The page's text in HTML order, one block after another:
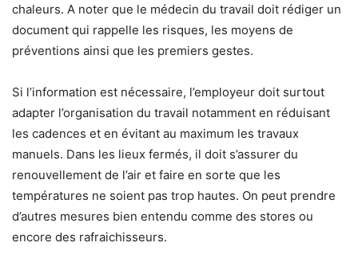
chaleurs. A noter que le médecin du travail doit rédiger un
document qui rappelle les risques, les moyens de
préventions ainsi que les premiers gestes.
Si l’information est nécessaire, l’employeur doit surtout
adapter l’organisation du travail notamment en réduisant
les cadences et en évitant au maximum les travaux
manuels. Dans les lieux fermés, il doit s’assurer du
renouvellement de l’air et faire en sorte que les
températures ne soient pas trop hautes. On peut prendre
d’autres mesures bien entendu comme des stores ou
encore des rafraichisseurs.